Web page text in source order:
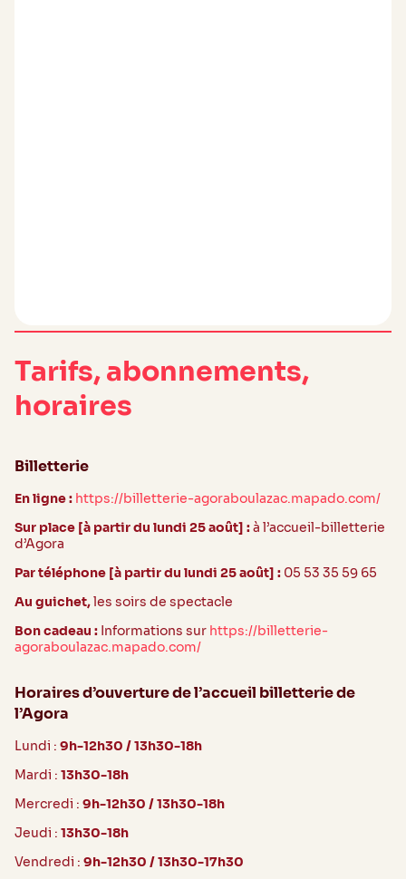
Tarifs, abonnements,
horaires
Billetterie
En ligne : https://billetterie-agoraboulazac.mapado.com/
Sur place [à partir du lundi 25 août] :à l’accueil-billetterie
d’Agora
Par téléphone [à partir du lundi 25 août] : 05 53 35 59 65
Au guichet,les soirs de spectacle
Bon cadeau : Informations sur https://billetterie-
agoraboulazac.mapado.com/
Horaires d’ouverture de l’accueil billetterie de
l’Agora
Lundi : 9h-12h30 / 13h30-18h
Mardi : 13h30-18h
Mercredi : 9h-12h30 / 13h30-18h
Jeudi : 13h30-18h
Vendredi : 9h-12h30 / 13h30-17h30